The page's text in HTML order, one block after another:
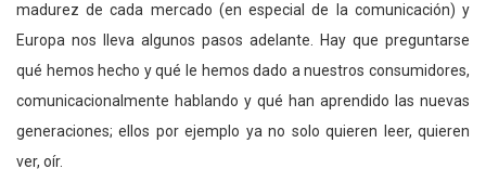
madurez de cada mercado (en especial de la comunicación) y
Europa nos lleva algunos pasos adelante. Hay que preguntarse
qué hemos hecho y qué le hemos dado a nuestros consumidores,
comunicacionalmente hablando y qué han aprendido las nuevas
generaciones; ellos por ejemplo ya no solo quieren leer, quieren
ver, oír.